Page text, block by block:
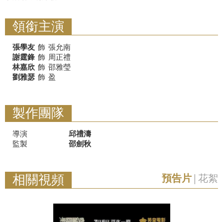
領銜主演
張學友 飾 張允南
謝霆鋒 飾 周正禮
林嘉欣 飾 邵雅瑩
劉雅瑟 飾 盈
製作團隊
導演
邱禮濤
監製
邵劍秋
相關視頻 預告片 花絮